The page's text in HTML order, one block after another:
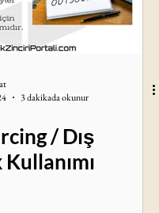
3 dakikada okunur
/ Dış